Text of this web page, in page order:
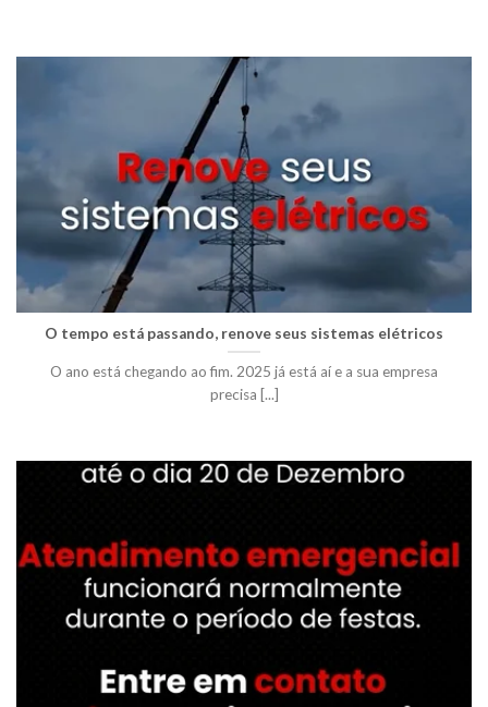
O tempo está passando, renove seus sistemas elétricos
O ano está chegando ao fim. 2025 já está aí e a sua empresa
precisa [...]